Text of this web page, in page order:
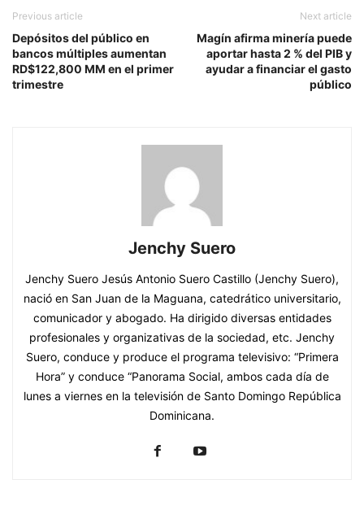
Previous article
Depósitos del público en
bancos múltiples aumentan
RD$122,800 MM en el primer
trimestre
Next article
Magín afirma minería puede
aportar hasta 2 % del PIB y
ayudar a financiar el gasto
público
Jenchy Suero
Jenchy Suero Jesús Antonio Suero Castillo (Jenchy Suero),
nació en San Juan de la Maguana, catedrático universitario,
comunicador y abogado. Ha dirigido diversas entidades
profesionales y organizativas de la sociedad, etc. Jenchy
Suero, conduce y produce el programa televisivo: “Primera
Hora” y conduce “Panorama Social, ambos cada día de
lunes a viernes en la televisión de Santo Domingo República
Dominicana.